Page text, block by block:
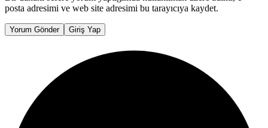
posta adresimi ve web site adresimi bu tarayıcıya kaydet.
Yorum Gönder Giriş Yap